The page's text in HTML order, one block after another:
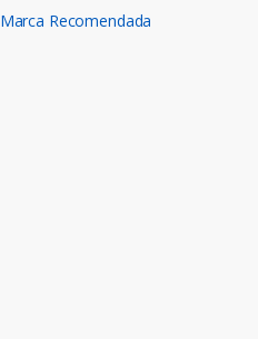
Marca Recomendada